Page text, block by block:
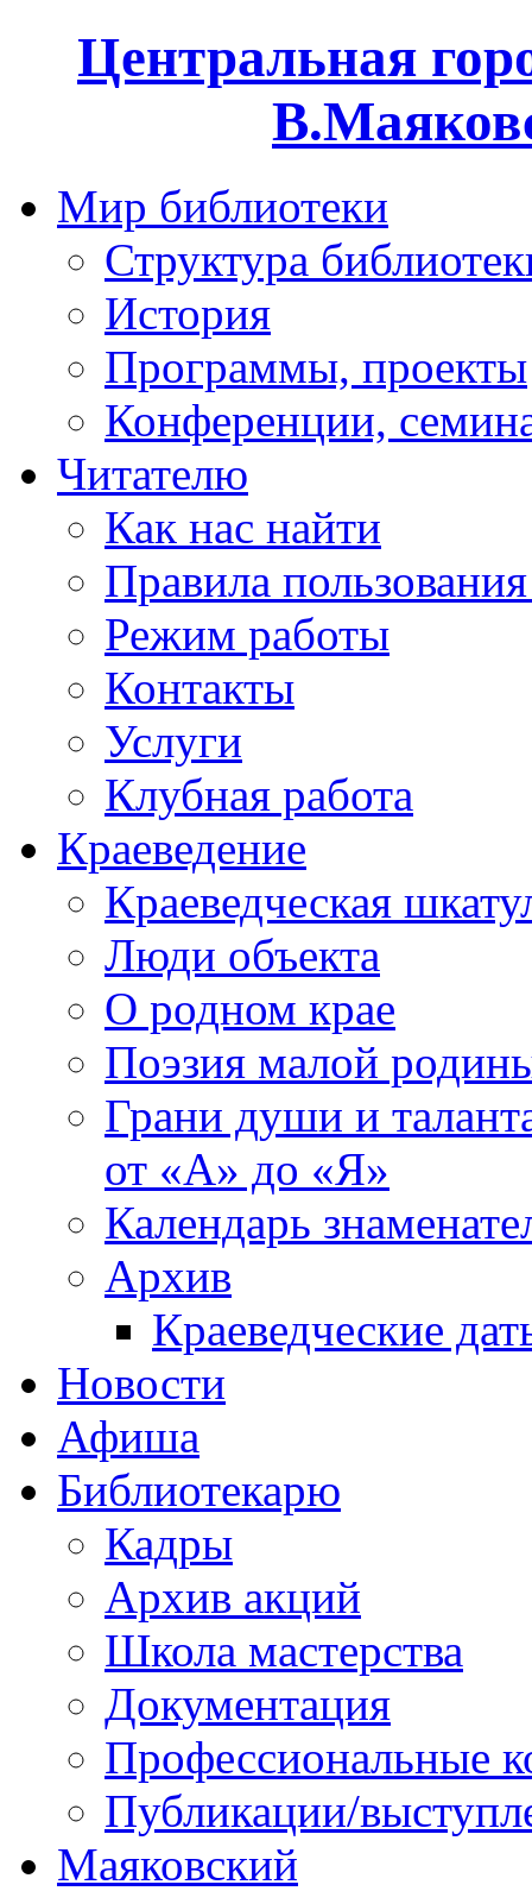
Центральная
Мир библиотеки
Структура
История
Программы, проекты
Конференции,
Читателю
Как нас найти
Правила
Режим работы
Контакты
Услуги
Клубная работа
Краеведение
Краеведческая
Люди объекта
О родном крае
Поэзия малой
Грани души и
от «А» до «Я»
Календарь
Архив
Краеведческие
Новости
Афиша
Библиотекарю
Кадры
Архив акций
Школа мастерства
Документация
Профессиональные
Публикации/
Маяковский